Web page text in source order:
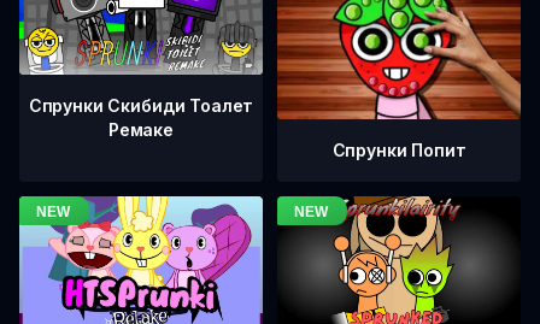
Спрунки Скибиди Тоалет
Ремаке
Спрунки Попит